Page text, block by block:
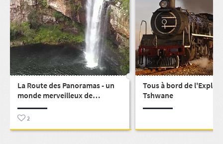
La Route des Panoramas - un
monde merveilleux de
2
Tous à bord de
Tshwane